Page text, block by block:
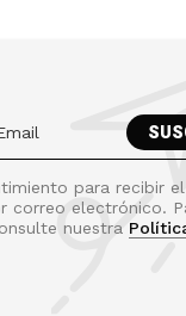
para recibir
correo electrónico.
nuestra